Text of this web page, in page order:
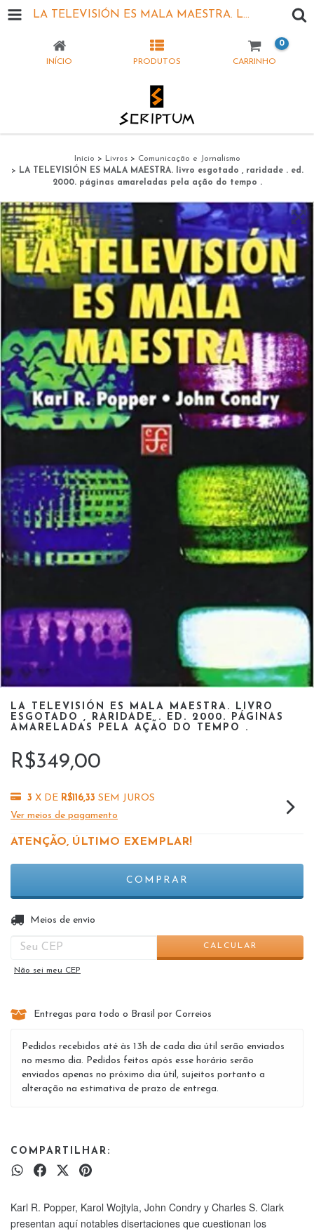
LA TELEVISIÓN ES MALA MAESTRA. LIVRO ESGOTADO , RARIDADE . ED. 2000. PÁGINAS AMARELADAS PELA AÇÃO DO TEMPO .
INÍCIO PRODUTOS CARRINHO
0
Início > Livros > Comunicação e Jornalismo
> LA TELEVISIÓN ES MALA MAESTRA. livro esgotado , raridade . ed.
2000. páginas amareladas pela ação do tempo .
LA TELEVISIÓN ES MALA MAESTRA. LIVRO
ESGOTADO , RARIDADE . ED. 2000. PÁGINAS
AMARELADAS PELA AÇÃO DO TEMPO .
R$349,00
3 X DE R$116,33 SEM JUROS
Ver meios de pagamento
ATENÇÃO, ÚLTIMO EXEMPLAR!
Entregas para o CEP:
Meios de envio
CALCULAR
Não sei meu CEP
Entregas para todo o Brasil por Correios
Pedidos recebidos até às 13h de cada dia útil serão enviados
no mesmo dia. Pedidos feitos após esse horário serão
enviados apenas no próximo dia útil, sujeitos portanto a
alteração na estimativa de prazo de entrega.
COMPARTILHAR:
Karl R. Popper, Karol Wojtyla, John Condry y Charles S. Clark
presentan aquí notables disertaciones que cuestionan los